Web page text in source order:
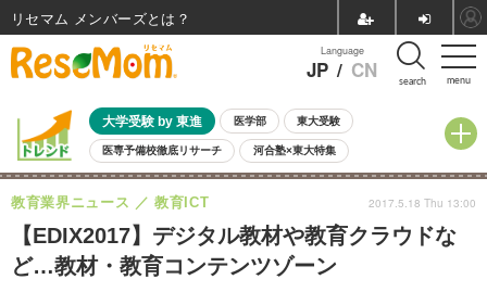
menu
Language
JP / CN search
大学受験 by 東進 医学部 東大受験
医専予備校徹底リサーチ 河合塾×東大特集
親子で考える大学選び 高校受験 中学受験 小学校受験
共通テスト 夏休み 8月開催学校説明会・相談会
8月開催イベント・WS 全国公立高校 過去問 人気記事
自由研究教材（小学生向け） 自由研究教材（中学生向け）
【EDIX2017】デジタル教材や教育クラウドな
ど…教材・教育コンテンツゾーン
教育業界ニュース 教育ICT 2017.5.18 Thu 13:00
リセマム メンバーズ